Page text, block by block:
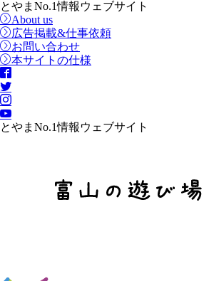
とやまNo.1情報ウェブサイト
About us
広告掲載&仕事依頼
お問い合わせ
本サイトの仕様
とやまNo.1情報ウェブサイト